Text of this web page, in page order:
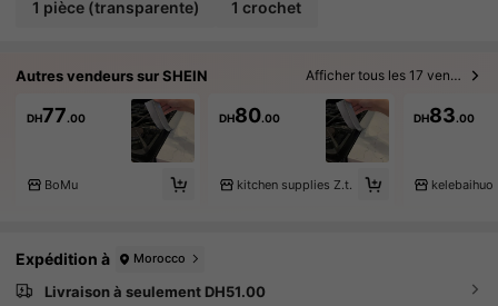
estaurant, étanchéité parfaite, garde le compt
1 pièce (transparente) 1 crochet
Autres vendeurs sur SHEIN Afficher tous les 17 vendeurs
DH77.00
BoMu
DH80.00
kitchen supplies Z.t.
DH83.00
kelebaihuo
Expédition à Morocco
Livraison à seulement DH51.00